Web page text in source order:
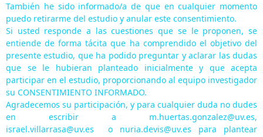
También he sido informado/a de que en cualquier momento
puedo retirarme del estudio y anular este consentimiento.
Si usted responde a las cuestiones que se le proponen, se
entiende de forma tácita que ha comprendido el objetivo del
presente estudio, que ha podido preguntar y aclarar las dudas
que se le hubieran planteado inicialmente y que acepta
participar en el estudio, proporcionando al equipo investigador
su CONSENTIMIENTO INFORMADO.
Agradecemos su participación, y para cualquier duda no dudes
en escribir a m.huertas.gonzalez@uv.es,
israel.villarrasa@uv.es o nuria.devis@uv.es para plantear